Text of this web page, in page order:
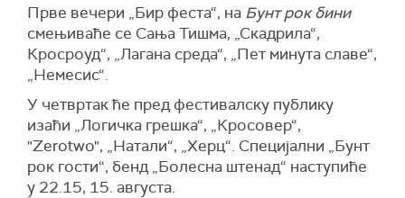
Прве вечери „Бир феста“, на Бунт рок бини
смењиваће се Сања Тишма, „Скадрила“,
Кросроуд“, „Лагана среда“, „Пет минута славе“,
„Немесис“.
У четвртак ће пред фестивалску публику
изаћи „Логичка грешка“, „Кросовер“,
"Zerotwo", „Натали“, „Херц“. Специјални „Бунт
рок гости“, бенд „Болесна штенад“ наступиће
у 22.15, 15. августа.